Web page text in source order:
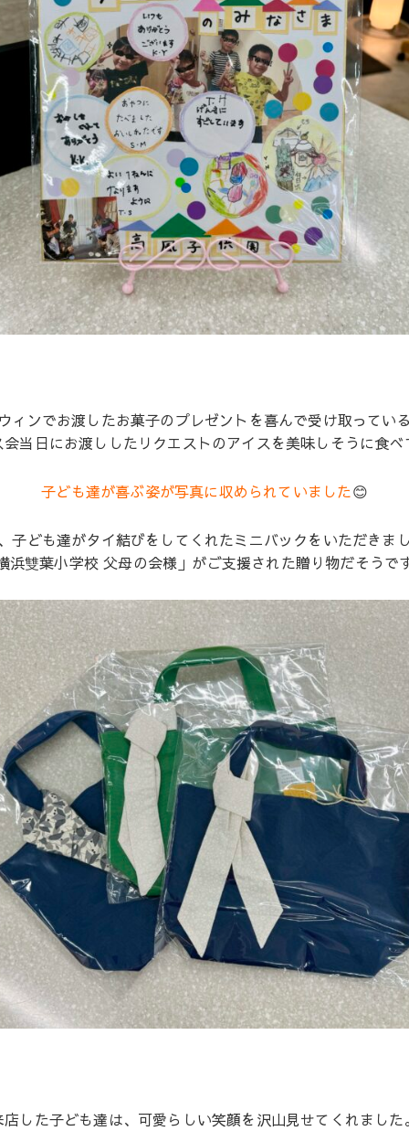
ィンでお渡したお菓子のプレゼントを喜んで受け取ってい
当日にお渡ししたリクエストのアイスを美味しそうに食
子ども達が喜ぶ姿が写真に収められていました😊
子ども達がタイ結びをしてくれたミニバックをいただきま
浜雙葉小学校 父母の会様」がご支援された贈り物だそうで
店した子ども達は、可愛らしい笑顔を沢山見せてくれました